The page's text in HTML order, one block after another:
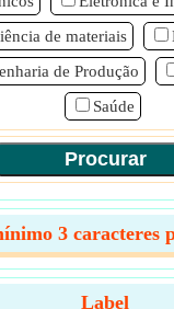
de materiais
de Produção
Saúde
3 caracteres
Label